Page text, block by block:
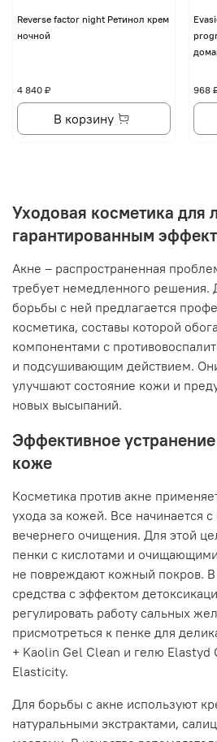
Reverse factor night Ретинол крем
ночной
4 840 ₽
В корзину
968
Уходовая косметика для
гарантированным
Акне – распространенная
требует немедленного решения.
борьбы с ней предлагается
косметика, составы которой
компонентами с
и подсушивающим действием.
улучшают состояние кожи и
новых высыпаний.
Эффективное
коже
Косметика против акне
ухода за кожей. Все начинается
вечернего очищения. Для этой
пенки с кислотами и
не повреждают кожный покров. В
средства с эффектом
регулировать работу сальных
присмотреться к пенке для
+ Kaolin Gel Clean и гелю Elastyd
Elasticity.
Для борьбы с акне используют
натуральными экстрактами,